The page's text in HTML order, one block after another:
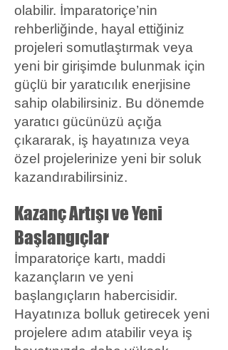
olabilir. İmparatoriçe’nin
rehberliğinde, hayal ettiğiniz
projeleri somutlaştırmak veya
yeni bir girişimde bulunmak için
güçlü bir yaratıcılık enerjisine
sahip olabilirsiniz. Bu dönemde
yaratıcı gücünüzü açığa
çıkararak, iş hayatınıza veya
özel projelerinize yeni bir soluk
kazandırabilirsiniz.
Kazanç Artışı ve Yeni
Başlangıçlar
İmparatoriçe kartı, maddi
kazançların ve yeni
başlangıçların habercisidir.
Hayatınıza bolluk getirecek yeni
projelere adım atabilir veya iş